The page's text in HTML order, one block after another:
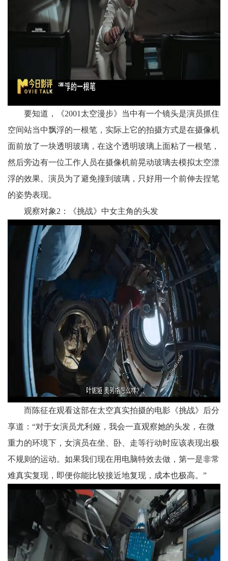
要知道，《2001太空漫步》当中有一个镜头是演员抓住
空间站当中飘浮的一根笔，实际上它的拍摄方式是在摄像机
面前放了一块透明玻璃，在这个透明玻璃上面粘了一根笔，
然后旁边有一位工作人员在摄像机前晃动玻璃去模拟太空漂
浮的效果。演员为了避免撞到玻璃，只好用一个前伸去捏笔
的姿势表现。
观察对象2：《挑战》中女主角的头发
而陈征在观看这部在太空真实拍摄的电影《挑战》后分
享道：“对于女演员尤利娅，我会一直观察她的头发，在微
重力的环境下，女演员在坐、卧、走等行动时应该表现出极
不规则的运动。如果我们现在用电脑特效去做，第一是非常
难真实复现，即便你能比较接近地复现，成本也极高。”